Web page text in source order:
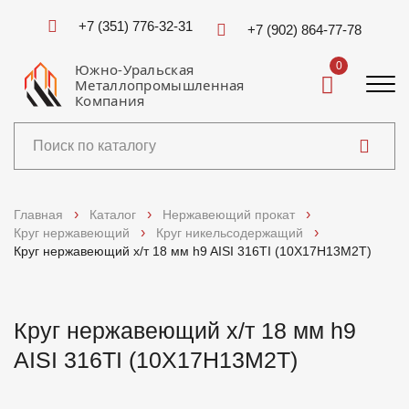
+7 (351) 776-32-31 +7 (902) 864-77-78
Южно-Уральская
Металлопромышленная
Компания
0
Услуги
Доставка и оплата
Главная Каталог
Нержавеющий прокат
Круг нержавеющий
Круг никельсодержащий
Круг нержавеющий х/т 18 мм h9 AISI 316TI (10Х17Н13М2Т)
Круг нержавеющий х/т 18 мм h9
AISI 316TI (10Х17Н13М2Т)